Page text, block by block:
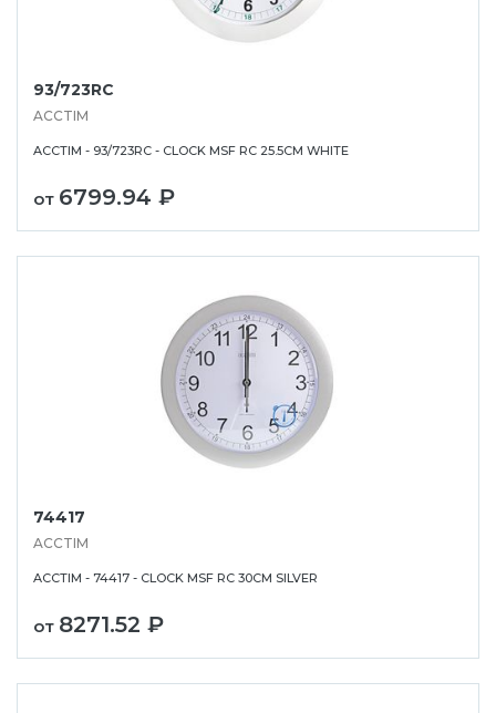
93/723RC
ACCTIM
ACCTIM - 93/723RC - CLOCK MSF RC 25.5CM WHITE
от 6799.94 ₽
74417
ACCTIM
ACCTIM - 74417 - CLOCK MSF RC 30CM SILVER
от 8271.52 ₽